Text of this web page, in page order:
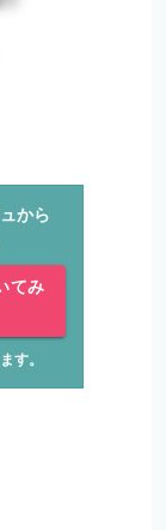
から
てみ
す。